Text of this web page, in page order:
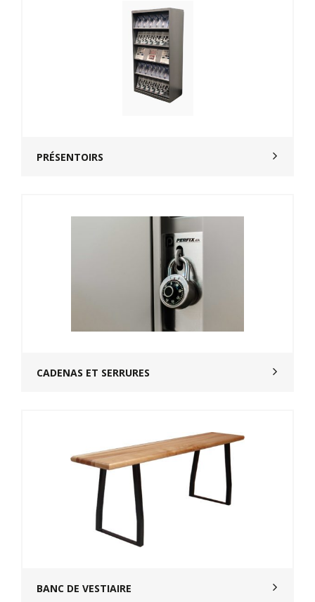
PRÉSENTOIRS
CADENAS ET SERRURES
BANC DE VESTIAIRE